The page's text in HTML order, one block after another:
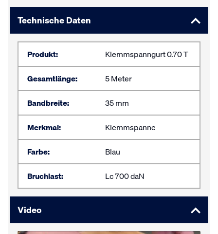
Technische Daten
Produkt:
Klemmspanngurt 0.70 T
Gesamtlänge:
5 Meter
Bandbreite:
35 mm
Merkmal:
Klemmspanne
Farbe:
Blau
Bruchlast:
Lc 700 daN
Video